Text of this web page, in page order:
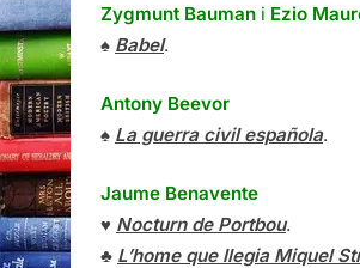
Zygmunt Bauman i Ezio
♠ Babel.
Antony Beevor
♠ La guerra civil española.
Jaume Benavente
♥ Nocturn de Portbou.
♣ L’home que llegia Miquel